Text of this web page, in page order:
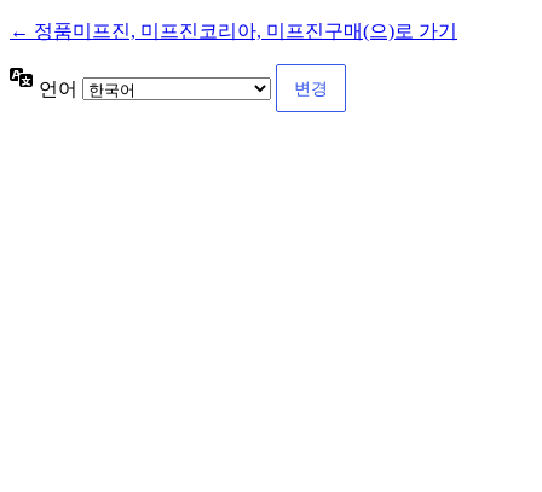
← 정품미프진, 미프진코리아, 미프진구매(으)로 가기
언어